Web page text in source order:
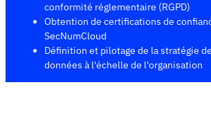
conformité réglementaire (RGPD)
Obtention de certifications de
SecNumCloud
Définition et pilotage de la stratégie
données à l'échelle de l'organisation